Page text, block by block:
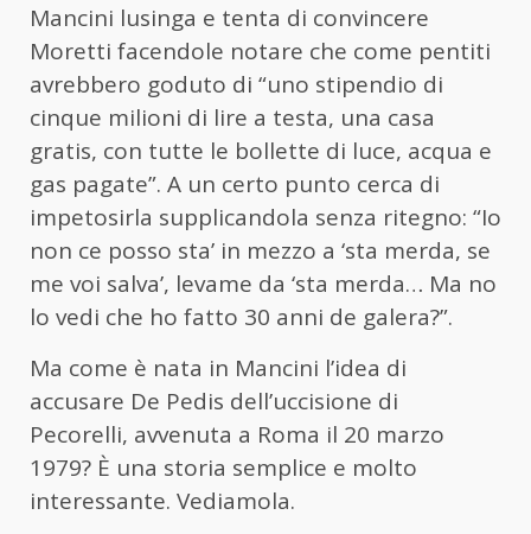
Mancini lusinga e tenta di convincere
Moretti facendole notare che come pentiti
avrebbero goduto di “uno stipendio di
cinque milioni di lire a testa, una casa
gratis, con tutte le bollette di luce, acqua e
gas pagate”. A un certo punto cerca di
impetosirla supplicandola senza ritegno: “Io
non ce posso sta’ in mezzo a ‘sta merda, se
me voi salva’, levame da ‘sta merda… Ma no
lo vedi che ho fatto 30 anni de galera?”.
Ma come è nata in Mancini l’idea di
accusare De Pedis dell’uccisione di
Pecorelli, avvenuta a Roma il 20 marzo
1979? È una storia semplice e molto
interessante. Vediamola.